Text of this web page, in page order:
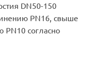
DN50-150
PN16, свыше
согласно